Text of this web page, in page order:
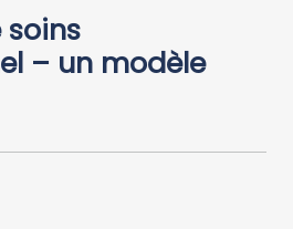
soins
– un modèle